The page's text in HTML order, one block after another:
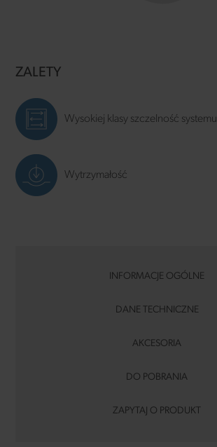
ZALETY
Wysokiej klasy szczelność systemu
Wytrzymałość
INFORMACJE OGÓLNE
DANE TECHNICZNE
AKCESORIA
DO POBRANIA
ZAPYTAJ O PRODUKT